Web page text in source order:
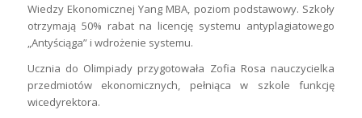
Wiedzy Ekonomicznej Yang MBA, poziom podstawowy. Szkoły
otrzymają 50% rabat na licencję systemu antyplagiatowego
„Antyściąga” i wdrożenie systemu.
Ucznia do Olimpiady przygotowała Zofia Rosa nauczycielka
przedmiotów ekonomicznych, pełniąca w szkole funkcję
wicedyrektora.